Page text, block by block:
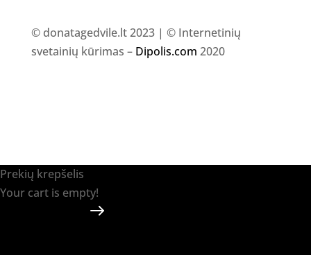
© donatagedvile.lt 2023 | © Internetinių
svetainių kūrimas – Dipolis.com 2020
Prekių krepšelis
Your cart is empty!